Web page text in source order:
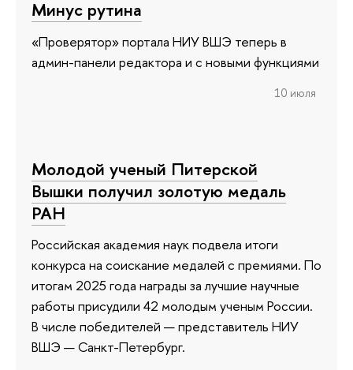
Минус рутина
«Проверятор» портала НИУ ВШЭ теперь в
админ-панели редактора и с новыми функциями
10 июля
Молодой ученый Питерской
Вышки получил золотую медаль
РАН
Российская академия наук подвела итоги
конкурса на соискание медалей с премиями. По
итогам 2025 года награды за лучшие научные
работы присудили 42 молодым ученым России.
В числе победителей — представитель НИУ
ВШЭ — Санкт-Петербург.